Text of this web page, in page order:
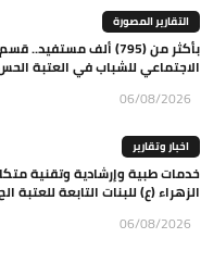
التقارير المصورة
بأكثر من (795) ألف
الاجتماعي للشباب في العتبة
06/08/2026
اخبار وتقارير
خدمات طبية وإرشادية وتقنية
الزهراء (ع) للبنات التابعة للعتبة
06/08/2026